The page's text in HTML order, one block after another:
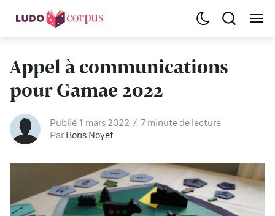
Appel à communications
pour Gamae 2022
Publié 1 mars 2022
7 minute de lecture
Par Boris Noyet